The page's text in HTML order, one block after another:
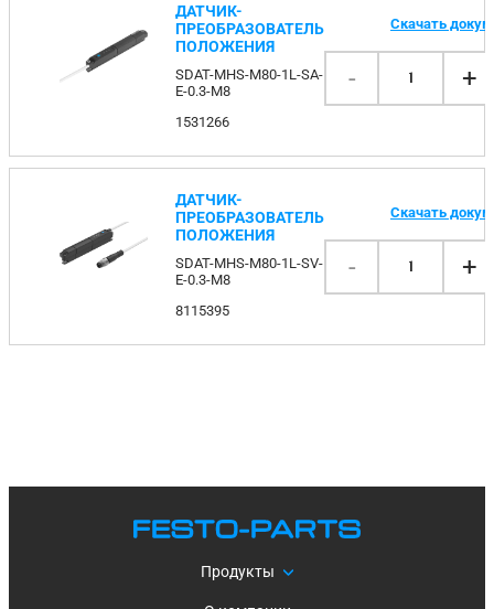
ДАТЧИК-
ПРЕОБРАЗОВАТЕЛЬ
ПОЛОЖЕНИЯ
SDAT-MHS-M80-1L-SA-
E-0.3-M8
1531266
Скачать
- 1 +
ДАТЧИК-
ПРЕОБРАЗОВАТЕЛЬ
ПОЛОЖЕНИЯ
SDAT-MHS-M80-1L-SV-
E-0.3-M8
8115395
Скачать
- 1 +
Продукты